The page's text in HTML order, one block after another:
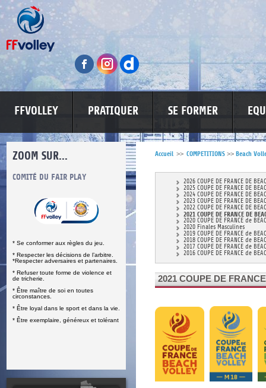
FFVOLLEY PRATIQUER SE FORMER
ZOOM SUR...
COMITÉ DU FAIR PLAY
* Se conformer aux règles du jeu.
* Respecter les décisions de l’arbitre.
*Respecter adversaires et partenaires.
* Refuser toute forme de violence et
de tricherie.
* Être maître de soi en toutes
circonstances.
* Être loyal dans le sport et dans la vie.
* Être exemplaire, généreux et tolérant
LUTTE CONTRE LES VIOLENCES MA PETITE
Accueil >> COMPETITIONS >> Beach
2026 COUPE DE FRANCE DE
2025 COUPE DE FRANCE DE
2024 COUPE DE FRANCE DE
2023 COUPE DE FRANCE DE
2022 COUPE DE FRANCE DE
2021 COUPE DE FRANCE DE
2020 COUPE DE FRANCE de
2020 Finales Masculines
2019 COUPE DE FRANCE de
2018 COUPE DE FRANCE de
2017 COUPE DE FRANCE de
2016 COUPE DE FRANCE de
2021 COUPE DE